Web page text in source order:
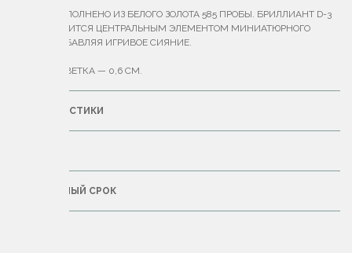
КОЛЬЦО ВЫПОЛНЕНО ИЗ БЕЛОГО ЗОЛОТА 585 ПРОБЫ. БРИЛЛИАНТ D-3
ММ СТАНОВИТСЯ ЦЕНТРАЛЬНЫМ ЭЛЕМЕНТОМ МИНИАТЮРНОГО
ЦВЕТКА, ДОБАВЛЯЯ ИГРИВОЕ СИЯНИЕ.
ДИАМЕТР ЦВЕТКА — 0,6 СМ.
ХАРАКТЕРИСТИКИ
ГАРАНТИЙНЫЙ СРОК